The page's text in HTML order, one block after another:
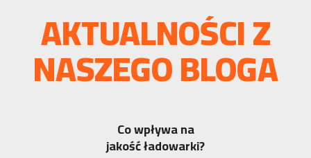
AKTUALNOŚCI Z
NASZEGO BLOGA
Co wpływa na
jakość ładowarki?